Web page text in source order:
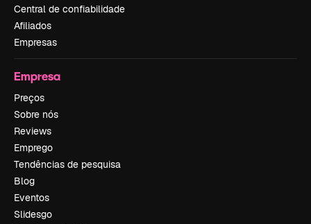
Central de confiabilidade
Afiliados
Empresas
Empresa
Preços
Sobre nós
Reviews
Emprego
Tendências de pesquisa
Blog
Eventos
Slidesgo